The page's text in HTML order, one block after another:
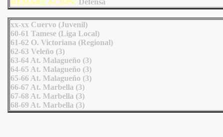
DEMARCACIÓN: Defensa
xx-xx Cuervo (Juvenil)
60-61 Tamese (Liga Local)
61-62 O. Victoriana (Regional)
62-63 Veleño (3)
63-64 At. Malagueño (3)
64-65 At. Malagueño (3)
65-66 At. Malagueño (3)
66-67 At. Marbella (3)
67-68 At. Marbella (3)
68-69 At. Marbella (3)